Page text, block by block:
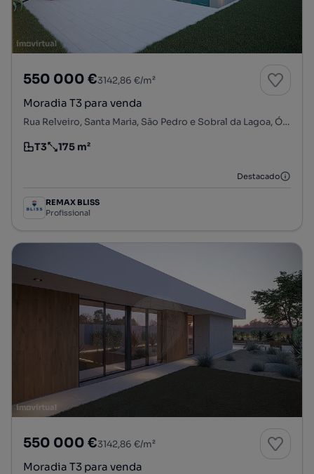
550 000 €3142,86 €/m²
Moradia T3 para venda
Rua Relveiro, Santa Maria, São Pedro e Sobral da Lagoa, Óbidos, Leiria
Tipologia
T3
Preço por metro quadrado
175 m²
Destacado
REMAX BLISS
Profissional
550 000 €3142,86 €/m²
Moradia T3 para venda